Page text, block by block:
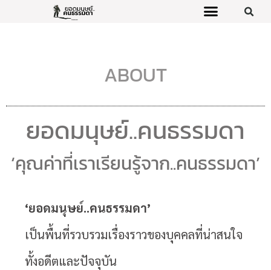
ABOUT
ยอดมนุษย์..คนธรรมดา
‘คุณค่าที่เราเรียนรู้จาก..คนธรรมดา’
‘ยอดมนุษย์..คนธรรมดา’
เป็นพื้นที่รวบรวมเรื่องราวของบุคคลที่น่าสนใจ
ทั้งอดีตและปัจจุบัน